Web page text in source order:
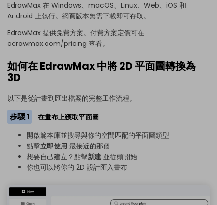
EdrawMax 在 Windows、macOS、Linux、Web、iOS 和
Android 上執行。網頁版本無需下載即可存取。
EdrawMax 提供免費方案。付費方案定價可在
edrawmax.com/pricing 查看。
如何在 EdrawMax 中將 2D 平面圖轉換為
3D
以下是從計畫到匯出檔案的完整工作流程。
步驟 1
在畫布上獲取平面圖
開啟範本庫並搜尋與你的空間匹配的平面圖類型
點擊立即使用 最接近的那個
想要自己建立？點擊新建 並從頭開始
你也可以將你的 2D 設計匯入畫布